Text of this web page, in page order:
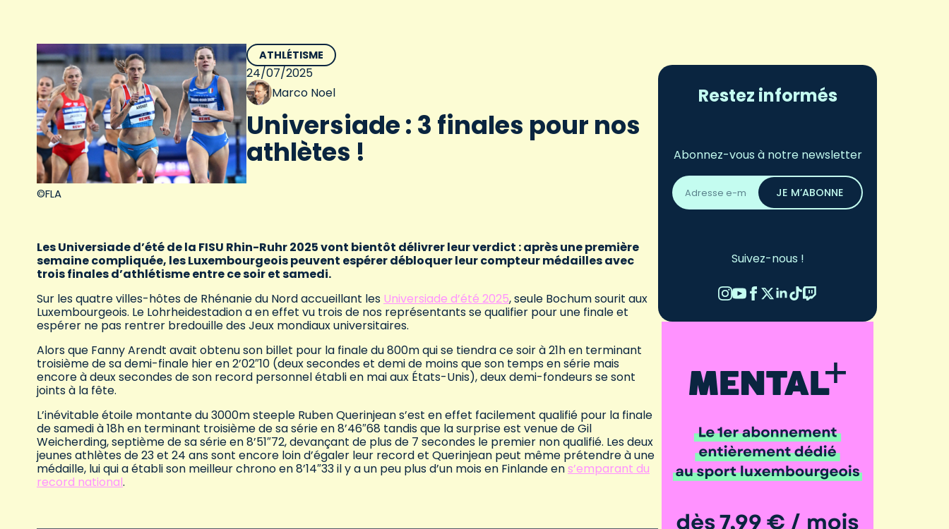
©FLA
ATHLÉTISME
24/07/2025
Marco Noel
Universiade : 3 finales pour nos
athlètes !
Les Universiade d’été de la FISU Rhin-Ruhr 2025 vont bientôt délivrer leur verdict : après une première
semaine compliquée, les Luxembourgeois peuvent espérer débloquer leur compteur médailles avec
trois finales d’athlétisme entre ce soir et samedi.
Sur les quatre villes-hôtes de Rhénanie du Nord accueillant les Universiade d’été 2025, seule Bochum sourit aux
Luxembourgeois. Le Lohrheidestadion a en effet vu trois de nos représentants se qualifier pour une finale et
espérer ne pas rentrer bredouille des Jeux mondiaux universitaires.
Alors que Fanny Arendt avait obtenu son billet pour la finale du 800m qui se tiendra ce soir à 21h en terminant
troisième de sa demi-finale hier en 2’02″10 (deux secondes et demi de moins que son temps en série mais
encore à deux secondes de son record personnel établi en mai aux États-Unis), deux demi-fondeurs se sont
joints à la fête.
L’inévitable étoile montante du 3000m steeple Ruben Querinjean s’est en effet facilement qualifié pour la finale
de samedi à 18h en terminant troisième de sa série en 8’46″68 tandis que la surprise est venue de Gil
Weicherding, septième de sa série en 8’51″72, devançant de plus de 7 secondes le premier non qualifié. Les deux
jeunes athlètes de 23 et 24 ans sont encore loin d’égaler leur record et Querinjean peut même prétendre à une
médaille, lui qui a établi son meilleur chrono en 8’14″33 il y a un peu plus d’un mois en Finlande ens’emparant du
record national.
Restez informés
Abonnez-vous à notre newsletter
Adresse
email
*
JE M’ABONNE
Suivez-nous !